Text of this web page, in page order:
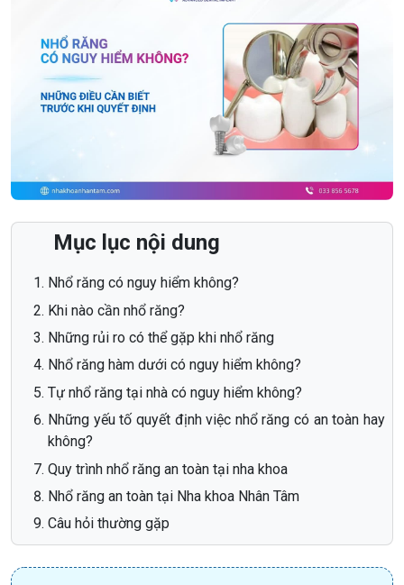
Mục lục nội dung
Nhổ răng có nguy hiểm không?
Khi nào cần nhổ răng?
Những rủi ro có thể gặp khi nhổ răng
Nhổ răng hàm dưới có nguy hiểm không?
Tự nhổ răng tại nhà có nguy hiểm không?
Những yếu tố quyết định việc nhổ răng có an toàn hay
không?
Quy trình nhổ răng an toàn tại nha khoa
Nhổ răng an toàn tại Nha khoa Nhân Tâm
Câu hỏi thường gặp